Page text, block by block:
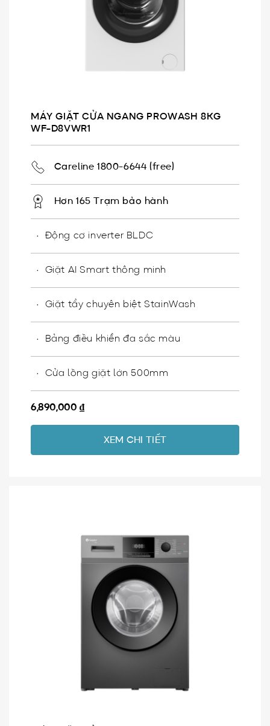
MÁY GIẶT CỬA NGANG PROWASH 8KG
WF-D8VWR1
Careline 1800-6644 (free)
Hơn 165 Trạm bảo hành
Động cơ inverter BLDC​
Giặt AI Smart thông minh
Giặt tẩy chuyên biệt StainWash
Bảng điều khiển đa sắc màu
Cửa lồng giặt lớn 500mm
6,890,000 ₫
XEM CHI TIẾT